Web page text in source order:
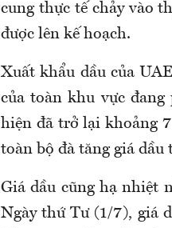
cung thực tế chảy vào
được lên kế hoạch.
Xuất khẩu dầu của
của toàn khu vực
hiện đã trở lại khoảng
toàn bộ đà tăng giá
Giá dầu cũng hạ nhiệt
Ngày thứ Tư (1/7), giá